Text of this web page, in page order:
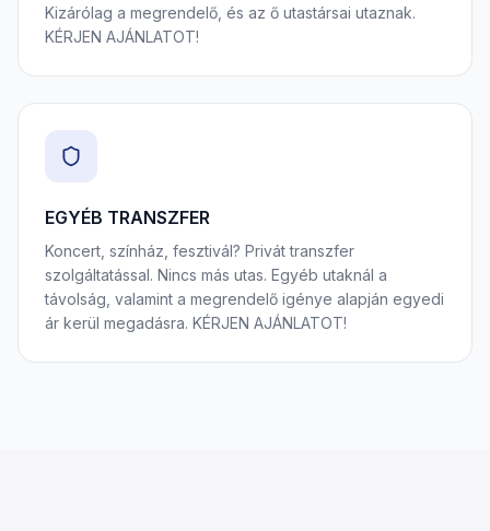
Kizárólag a megrendelő, és az ő utastársai utaznak.
KÉRJEN AJÁNLATOT!
EGYÉB TRANSZFER
Koncert, színház, fesztivál? Privát transzfer
szolgáltatással. Nincs más utas. Egyéb utaknál a
távolság, valamint a megrendelő igénye alapján egyedi
ár kerül megadásra. KÉRJEN AJÁNLATOT!